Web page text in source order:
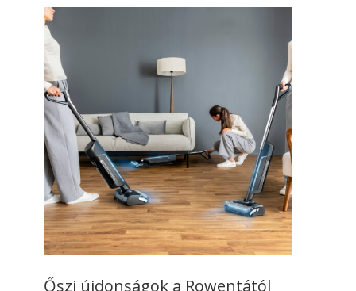
Őszi újdonságok a Rowentától